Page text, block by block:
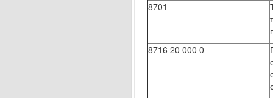
8701
8716 20 000 0